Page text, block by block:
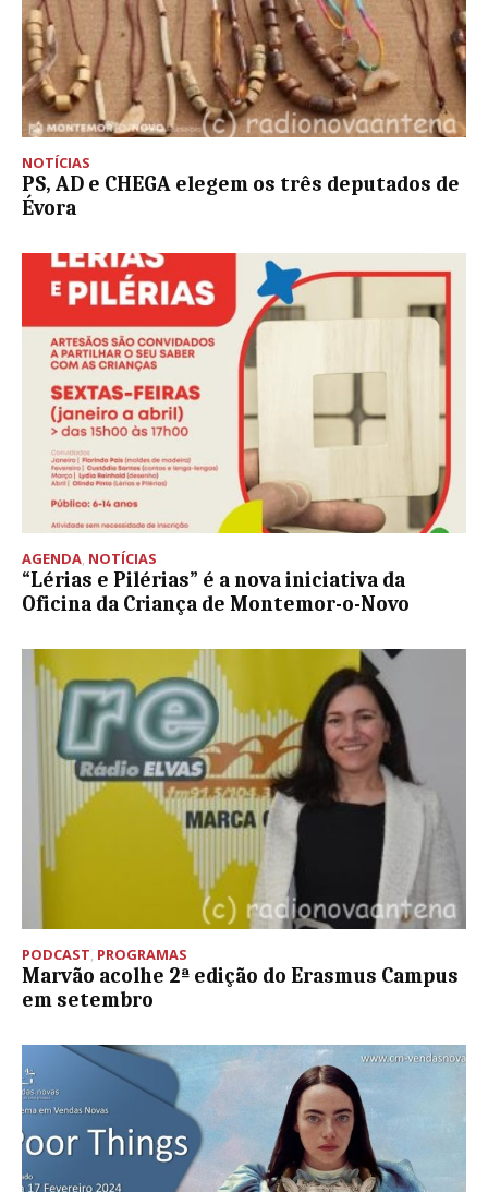
NOTÍCIAS
PS, AD e CHEGA elegem os três deputados de
Évora
AGENDA, NOTÍCIAS
“Lérias e Pilérias” é a nova iniciativa da
Oficina da Criança de Montemor-o-Novo
PODCAST, PROGRAMAS
Marvão acolhe 2ª edição do Erasmus Campus
em setembro